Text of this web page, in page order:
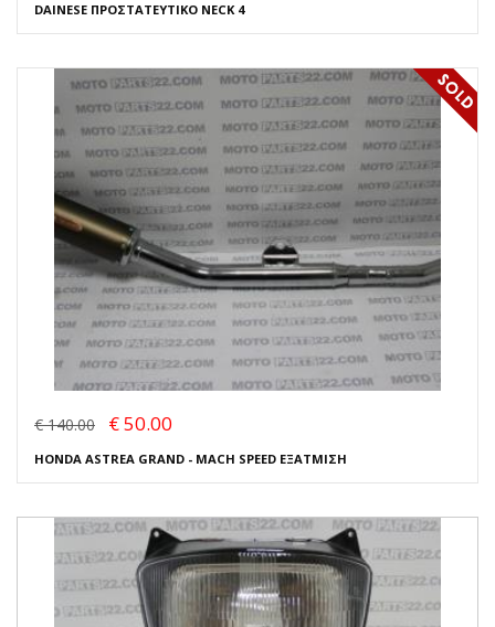
DAINESE ΠΡΟΣΤΑΤΕΥΤΙΚΟ NECK 4
€ 140.00 € 50.00
HONDA ASTREA GRAND - MACH SPEED ΕΞΑΤΜΙΣΗ